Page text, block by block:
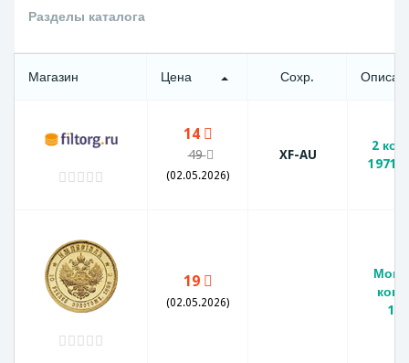
Разделы каталога
Магазин Цена Сохр.
14
49
(02.05.2026)
XF-AU
2
1971
19
(02.05.2026)